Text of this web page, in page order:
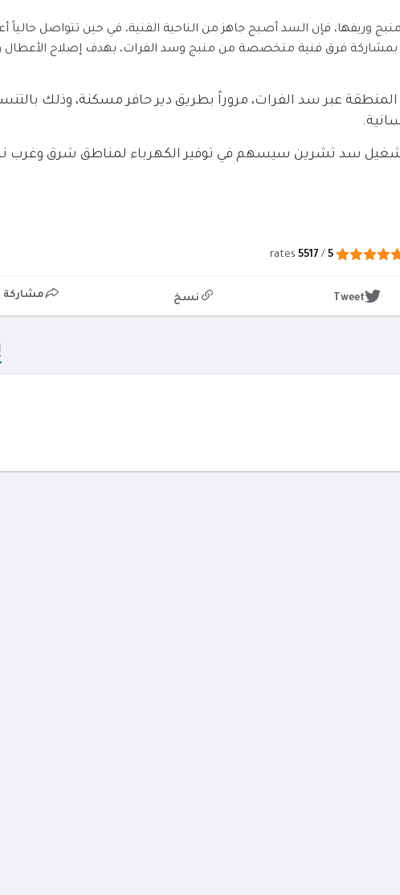
وريفها، فإن السد أصبح جاهز من الناحية الفنية، في حين تتواصل حالياً
بمشاركة فرق فنية متخصصة من منبج وسد الفرات، بهدف إصلاح الأعطال
عبر سد الفرات، مروراً بطريق دير حافر مسكنة، وذلك
تشغيل سد تشرين سيسهم في توفير الكهرباء لمناطق شرق وغرب
5
/
5517
rates
Tweet نسخ مشاركة